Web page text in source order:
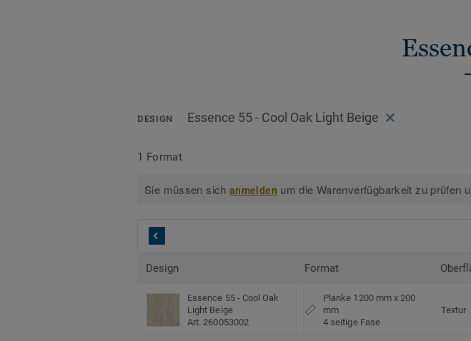
DESIGN Essence 55 - Cool Oak Light Beige
1 Format
Sie müssen sichanmelden um die Warenverfügbarkeit zu prüfen
Design Format
Essence 55 - Cool Oak
Light Beige
Art. 260053002
Planke 1200 mm x 200
mm
4 seitige Fase
Textur